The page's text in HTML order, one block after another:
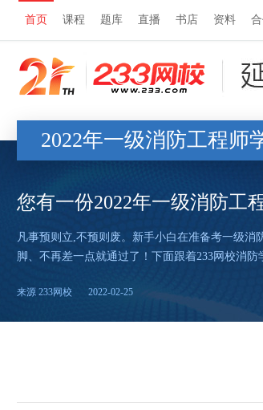
首页 课程 题库 直播 书店 资料
2022年一级消防工程师
您有一份2022年一级消防工
凡事预则立,不预则废。新手小白在准备考一级
脚、不再差一点就通过了！下面跟着233网校消
来源 233网校 2022-02-25